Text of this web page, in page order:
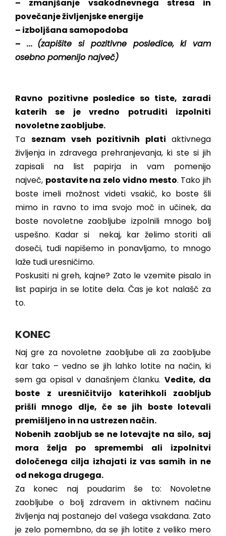
– zmanjšanje vsakodnevnega stresa in
povečanje življenjske energije
– izboljšana samopodoba
– … (zapišite si pozitivne posledice, ki vam
osebno pomenijo največ)
Ravno pozitivne posledice so tiste, zaradi
katerih se je vredno potruditi izpolniti
novoletne zaobljube.
Ta seznam vseh pozitivnih platiaktivnega
življenja in zdravega prehranjevanja, ki ste si jih
zapisali na list papirja in vam pomenijo
največ, postavite na zelo vidno mesto. Tako jih
boste imeli možnost videti vsakič, ko boste šli
mimo in ravno to ima svojo moč in učinek, da
boste novoletne zaobljube izpolnili mnogo bolj
uspešno. Kadar si nekaj, kar želimo storiti ali
doseči, tudi napišemo in ponavljamo, to mnogo
laže tudi uresničimo.
Poskusiti ni greh, kajne? Zato le vzemite pisalo in
list papirja in se lotite dela. Čas je kot nalašč za
to.
KONEC
Naj gre za novoletne zaobljube ali za zaobljube
kar tako – vedno se jih lahko lotite na način, ki
sem ga opisal v današnjem članku. Vedite, da
boste z uresničitvijo katerihkoli zaobljub
prišli mnogo dlje, če se jih boste lotevali
premišljeno in na ustrezen način.
Nobenih zaobljub se ne lotevajte na silo, saj
mora želja po spremembi ali izpolnitvi
določenega cilja izhajati iz vas samih in ne
od nekoga drugega.
Za konec naj poudarim še to: Novoletne
zaobljube o bolj zdravem in aktivnem načinu
življenja naj postanejo del vašega vsakdana. Zato
je zelo pomembno, da se jih lotite z veliko mero